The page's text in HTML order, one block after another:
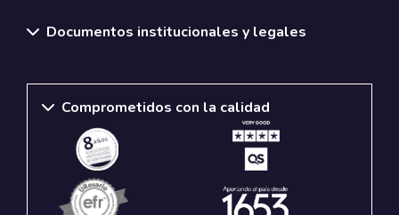
Documentos institucionales y legales
Comprometidos con la calidad